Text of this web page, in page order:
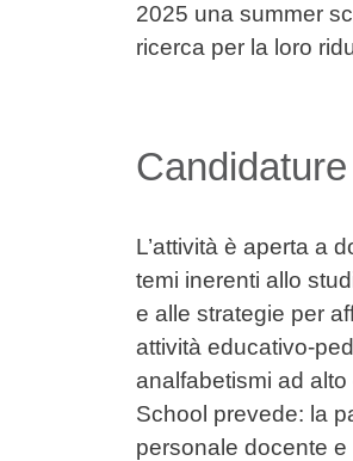
2025 una summer
ricerca per la loro
Candidature
L’attività è aperta a
temi inerenti allo
e alle strategie per
attività educativo-
analfabetismi ad
School prevede: la
personale docente